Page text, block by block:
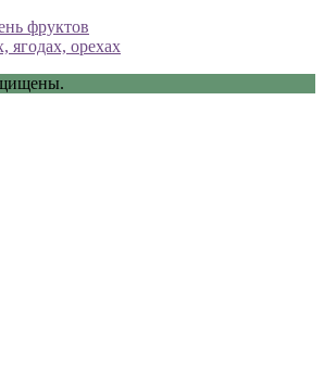
фруктов
ягодах, орехах